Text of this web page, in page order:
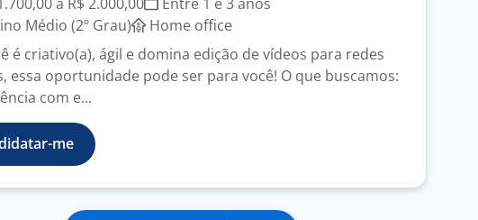
Médio (2º Grau)
Home office
é criativo(a), ágil e domina edição de vídeos para redes
essa oportunidade pode ser para você! O que buscamos:
com e...
me